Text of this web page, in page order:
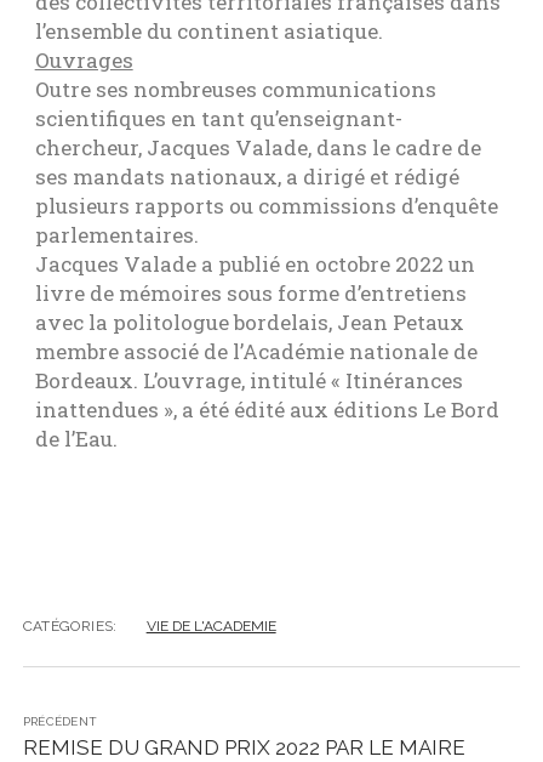
l’ensemble du continent asiatique.
Ouvrages
Outre ses nombreuses communications
scientifiques en tant qu’enseignant-
chercheur, Jacques Valade, dans le cadre de
ses mandats nationaux, a dirigé et rédigé
plusieurs rapports ou commissions d’enquête
parlementaires.
Jacques Valade a publié en octobre 2022 un
livre de mémoires sous forme d’entretiens
avec la politologue bordelais, Jean Petaux
membre associé de l’Académie nationale de
Bordeaux. L’ouvrage, intitulé « Itinérances
inattendues », a été édité aux éditions Le Bord
de l’Eau.
CATÉGORIES: VIE DE L'ACADEMIE
PRÉCÉDENT
REMISE DU GRAND PRIX 2022 PAR LE MAIRE